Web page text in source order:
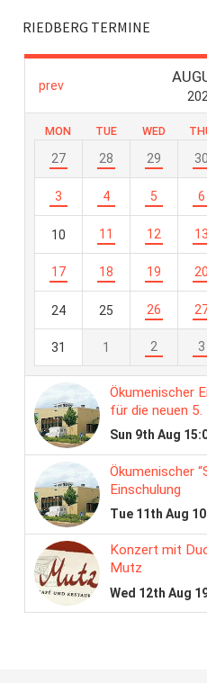
RIEDBERG TERMINE